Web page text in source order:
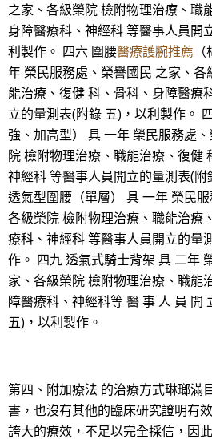
之家、各級榮院 檢附物理治療、職
身障醫療科、神經科 等醫事人員開
利製作。 四六 圍腰醫療護腕推薦
年 榮民服務處、榮譽國民 之家、
能治療、復健 科、骨科、身障醫療
立的量測表(附錄 五)，以利製作。
強、加高型） 具 一年 榮民服務處
院 檢附物理治療、職能治療、復健
神經科 等醫事人員開立的量測表(
透氣型圍腰（單層） 具 一年 榮民
各級榮院 檢附物理治療、職能治療
療科、神經科 等醫事人員開立的量
作。 四九 透氣式騎士背架 具 二年
家、各級榮院 檢附物理治療、職能
障醫療科、神經科等 醫 事 人 員 開
五)，以利製作。
第四、附加療法 的治療方式琳瑯滿
書，也沒有其他的臨床研究證明有
誇大的療效，不足以完全採信，因